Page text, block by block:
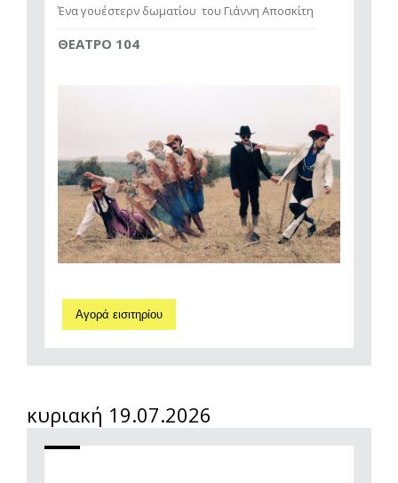
Ένα γουέστερν δωματίου του Γιάννη Αποσκίτη
ΘΕΑΤΡΟ 104
Αγορά εισιτηρίου
κυριακή 19.07.2026